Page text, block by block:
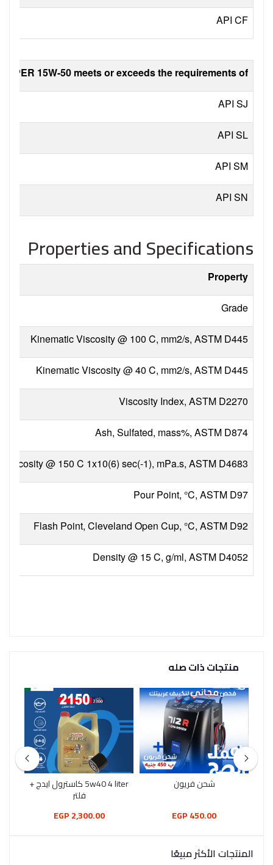
API CF
15W-50 meets or exceeds the requirements of:
API SJ
API SL
API SM
API SN
Properties and Specifications
Property
Grade
Kinematic Viscosity @ 100 C, mm2/s, ASTM D445
Kinematic Viscosity @ 40 C, mm2/s, ASTM D445
Viscosity Index, ASTM D2270
Ash, Sulfated, mass%, ASTM D874
Viscosity @ 150 C 1x10(6) sec(-1), mPa.s, ASTM D4683
Pour Point, °C, ASTM D97
Flash Point, Cleveland Open Cup, °C, ASTM D92
Density @ 15 C, g/ml, ASTM D4052
منتجات ذات صله
شحن فريون
450.00 EGP
5w40 4 liter كاسترول ايدج +
فلتر
2,300.00 EGP
المنتجات الأكثر مبيعًا